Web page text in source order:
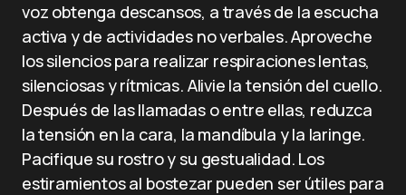
voz obtenga descansos, a través de la escucha
activa y de actividades no verbales. Aproveche
los silencios para realizar respiraciones lentas,
silenciosas y rítmicas. Alivie la tensión del cuello.
Después de las llamadas o entre ellas, reduzca
la tensión en la cara, la mandíbula y la laringe.
Pacifique su rostro y su gestualidad. Los
estiramientos al bostezar pueden ser útiles para